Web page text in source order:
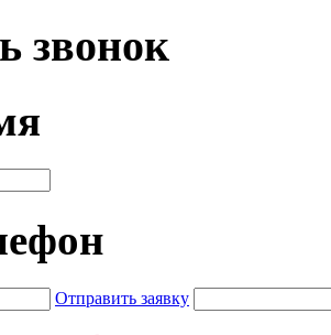
звонок
Отправить заявку